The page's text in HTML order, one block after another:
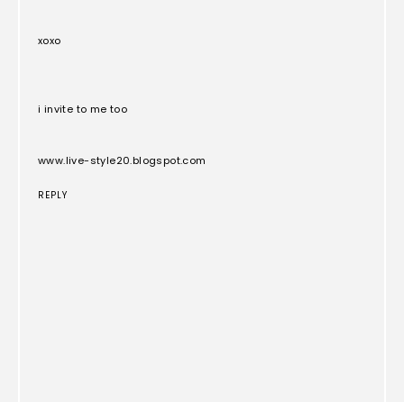
xoxo
i invite to me too
www.live-style20.blogspot.com
REPLY